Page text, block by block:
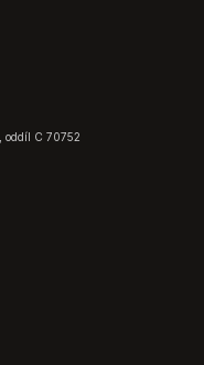
oddíl C 70752